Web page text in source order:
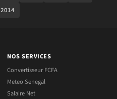
2014
NOS SERVICES
Convertisseur FCFA
Meteo Senegal
Salaire Net